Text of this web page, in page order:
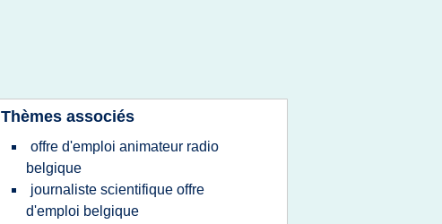
Thèmes associés
offre d'emploi animateur radio
belgique
journaliste scientifique offre
d'emploi belgique